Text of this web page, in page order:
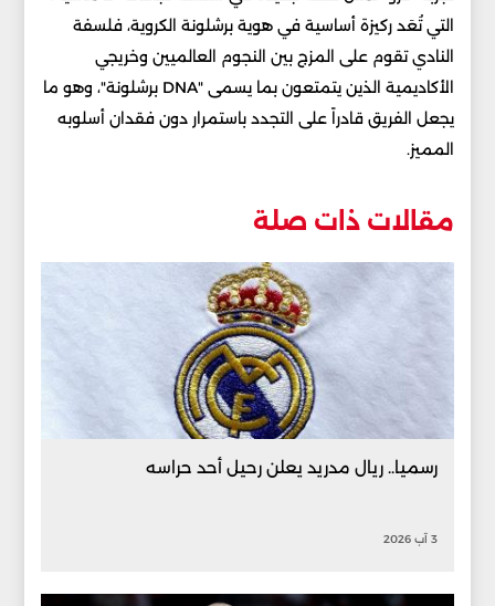
التي تُعَد ركيزة أساسية في هوية برشلونة الكروية، فلسفة
النادي تقوم على المزج بين النجوم العالميين وخريجي
الأكاديمية الذين يتمتعون بما يسمى "DNA برشلونة"، وهو ما
يجعل الفريق قادراً على التجدد باستمرار دون فقدان أسلوبه
المميز.
مقالات ذات صلة
رسميا.. ريال مدريد يعلن رحيل أحد حراسه
3 آب 2026